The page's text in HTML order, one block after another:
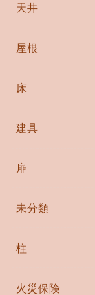
天井
屋根
床
建具
扉
未分類
柱
火災保険